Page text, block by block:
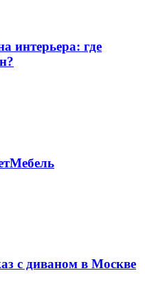
интерьера: где
с диваном в Москве